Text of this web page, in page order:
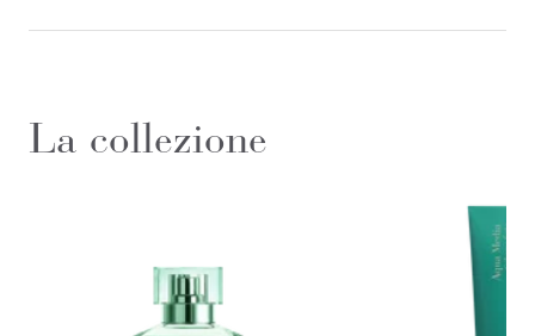
La collezione